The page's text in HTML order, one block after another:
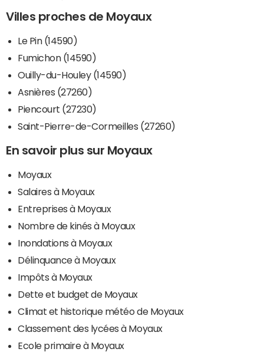
Villes proches de Moyaux
Le Pin (14590)
Fumichon (14590)
Ouilly-du-Houley (14590)
Asnières (27260)
Piencourt (27230)
Saint-Pierre-de-Cormeilles (27260)
En savoir plus sur Moyaux
Moyaux
Salaires à Moyaux
Entreprises à Moyaux
Nombre de kinés à Moyaux
Inondations à Moyaux
Délinquance à Moyaux
Impôts à Moyaux
Dette et budget de Moyaux
Climat et historique météo de Moyaux
Classement des lycées à Moyaux
Ecole primaire à Moyaux